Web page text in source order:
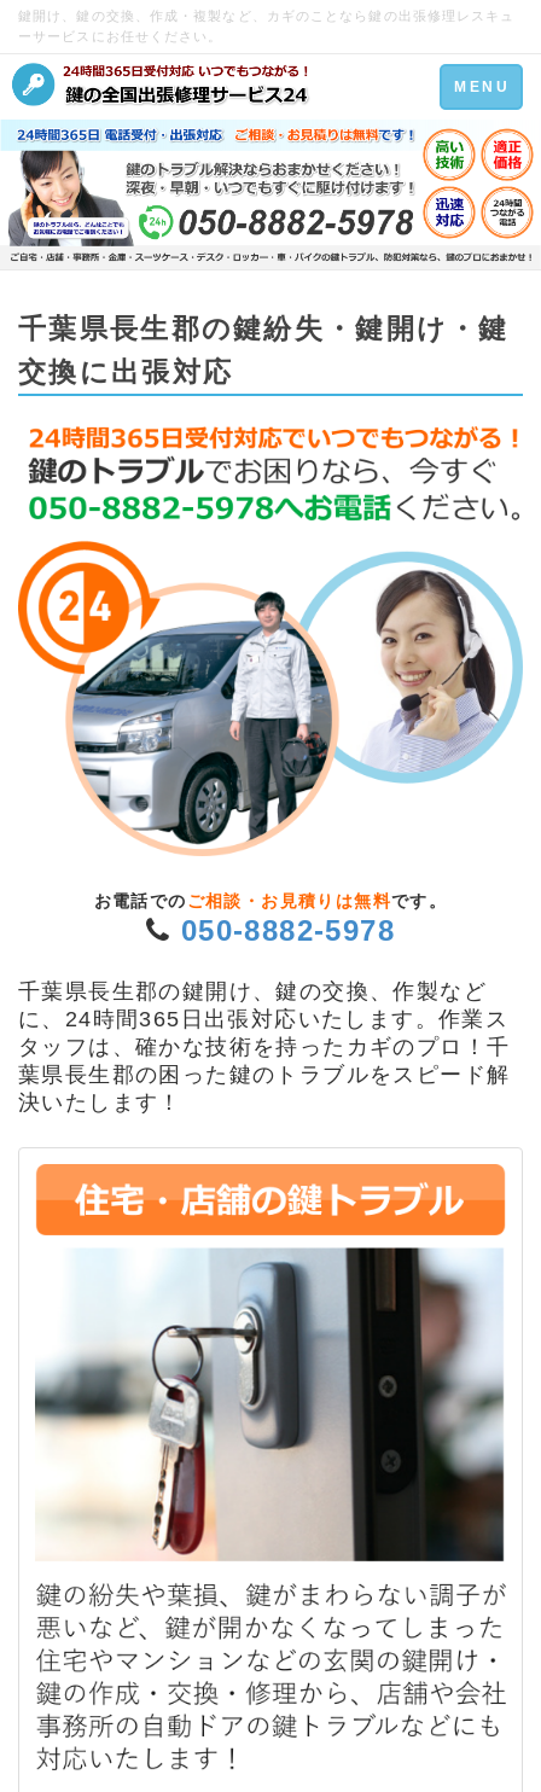
鍵開け、鍵の交換、作成・複製など、カギのことなら鍵の出張修理レスキュ
ーサービスにお任せください。
Toggle
navigation
MENU
千葉県長生郡の鍵紛失・鍵開け・鍵
交換に出張対応
お電話での ご相談・お見積りは無料です。
050-8882-5978
千葉県長生郡の鍵開け、鍵の交換、作製など
に、24時間365日出張対応いたします。作業ス
タッフは、確かな技術を持ったカギのプロ！千
葉県長生郡の困った鍵のトラブルをスピード解
決いたします！